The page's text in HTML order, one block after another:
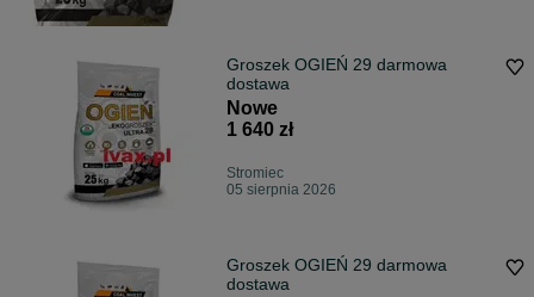
Groszek OGIEŃ 29 darmowa
dostawa
Nowe
1 640 zł
Stromiec
05 sierpnia 2026
Groszek OGIEŃ 29 darmowa
dostawa